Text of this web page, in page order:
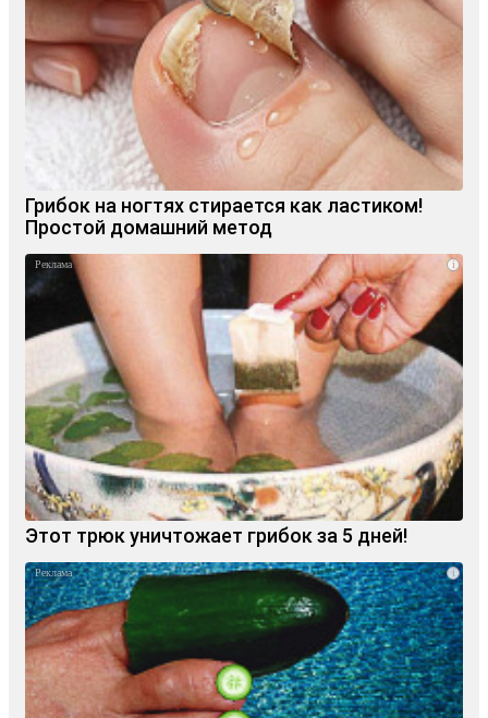
Грибок на ногтях стирается как ластиком!
Простой домашний метод
i
Этот трюк уничтожает грибок за 5 дней!
i